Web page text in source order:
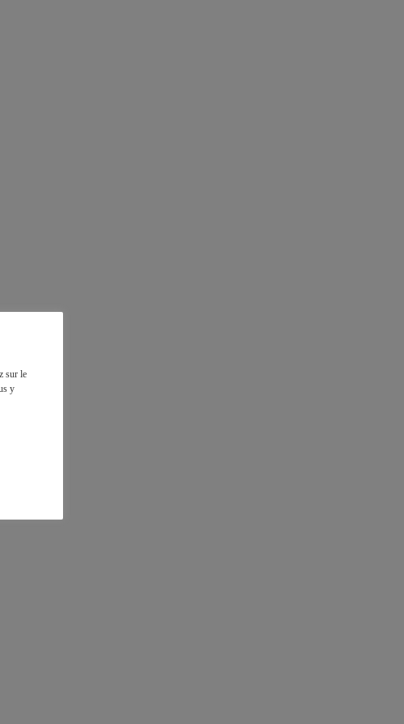
sur le
y